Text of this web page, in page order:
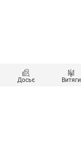
Досьє Витяги